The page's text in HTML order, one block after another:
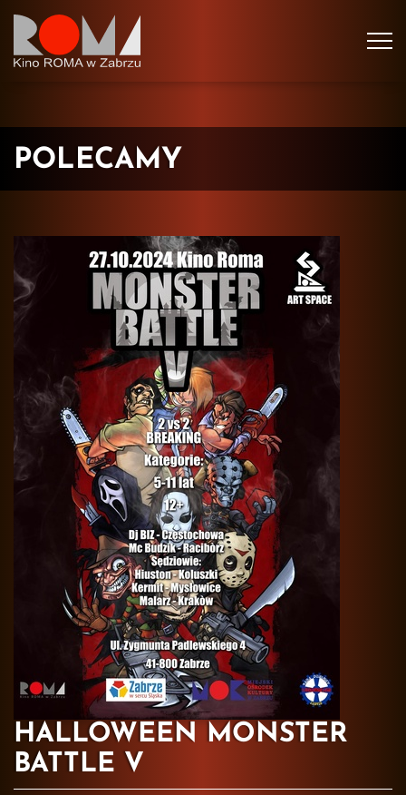
POLECAMY
HALLOWEEN MONSTER
BATTLE V